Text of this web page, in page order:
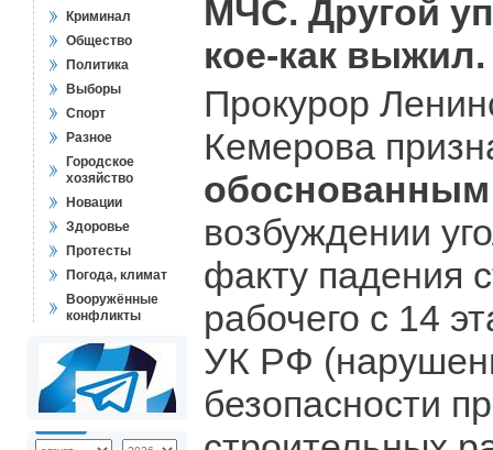
Криминал
Общество
Политика
Выборы
Спорт
Разное
Городское
хозяйство
Новации
Здоровье
Протесты
Погода, климат
Вооружённые
конфликты
МЧС. Другой
кое-как выжил.
Прокурор
Кемерова
обоснованным
возбуждении
факту падения
рабочего с 14
УК РФ
безопасности